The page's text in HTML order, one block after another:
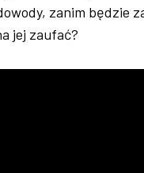
zanim będzie
jej zaufać?